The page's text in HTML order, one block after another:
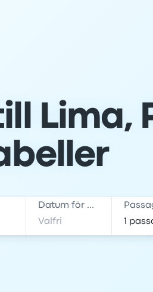
Lima,
Datum för hemresa